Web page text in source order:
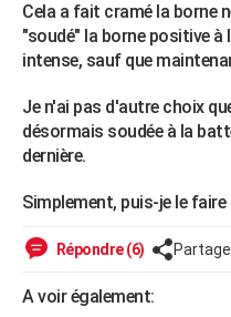
Alimentation
Guide de la santé
Maladies
Médicaments
Sommeil
VOYAGE
Destinations
City break
Voyage nature
Voyage de noces
Forum
Climat
+
GUIDES D'ACHAT
BONS PLANS
CARTE DE VOEUX
Carte de Noël
Carte Bonne année
Carte Saint-Valentin
Carte Pâques
Carte d'anniversaire
DICTIONNAIRE
Dictionnaire
Biographies
Citations
Expressions
Proverbes
PROGRAMME TV
Cela a fait cramé la borne
"soudé" la borne positive à
intense, sauf que
Je n'ai pas d'autre choix
désormais soudée à la
dernière.
Simplement, puis-je le
Répondre (6)
A voir également: